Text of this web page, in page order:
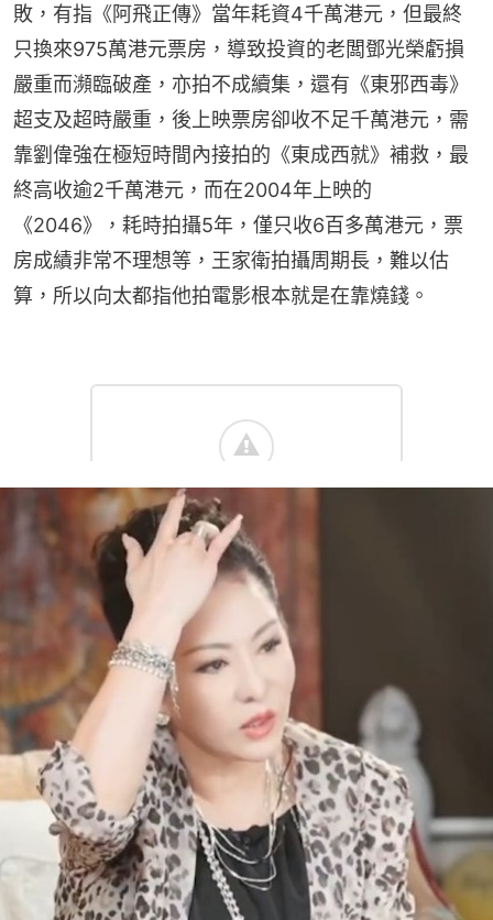
敗，有指《阿飛正傳》當年耗資4千萬港元，但最終
只換來975萬港元票房，導致投資的老闆鄧光榮虧損
嚴重而瀕臨破產，亦拍不成續集，還有《東邪西毒》
超支及超時嚴重，後上映票房卻收不足千萬港元，需
靠劉偉強在極短時間內接拍的《東成西就》補救，最
終高收逾2千萬港元，而在2004年上映的
《2046》，耗時拍攝5年，僅只收6百多萬港元，票
房成績非常不理想等，王家衛拍攝周期長，難以估
算，所以向太都指他拍電影根本就是在靠燒錢。